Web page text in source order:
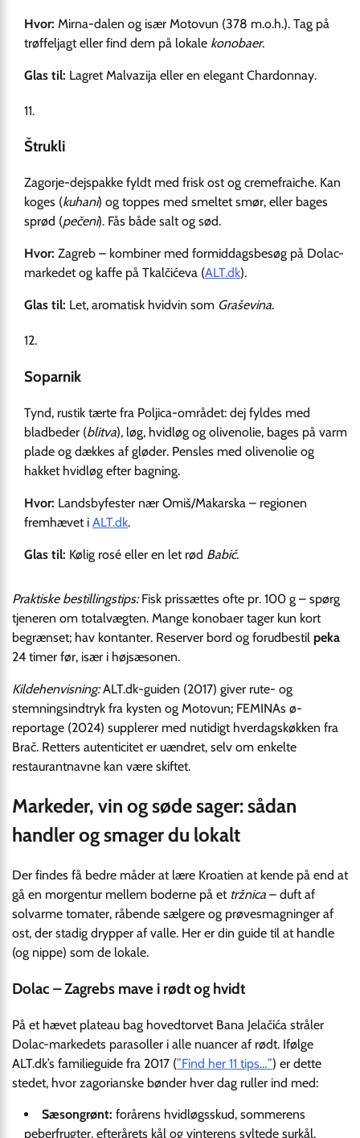
Hvor: Mirna-dalen og især Motovun (378 m.o.h.). Tag på
trøffeljagt eller find dem på lokale konobaer.
Glas til: Lagret Malvazija eller en elegant Chardonnay.
Štrukli
Zagorje-dejspakke fyldt med frisk ost og cremefraiche. Kan
koges (kuhani) og toppes med smeltet smør, eller bages
sprød (pečeni). Fås både salt og sød.
Hvor: Zagreb – kombiner med formiddagsbesøg på Dolac-
markedet og kaffe på Tkalčićeva (ALT.dk).
Glas til: Let, aromatisk hvidvin som Graševina.
Soparnik
Tynd, rustik tærte fra Poljica-området: dej fyldes med
bladbeder (blitva), løg, hvidløg og olivenolie, bages på varm
plade og dækkes af gløder. Pensles med olivenolie og
hakket hvidløg efter bagning.
Hvor: Landsbyfester nær Omiš/Makarska – regionen
fremhævet i ALT.dk.
Glas til: Kølig rosé eller en let rød Babić.
Praktiske bestillingstips:Fisk prissættes ofte pr. 100 g – spørg
tjeneren om totalvægten. Mange konobaer tager kun kort
begrænset; hav kontanter. Reserver bord og forudbestil peka
24 timer før, især i højsæsonen.
Kildehenvisning:ALT.dk-guiden (2017) giver rute- og
stemningsindtryk fra kysten og Motovun; FEMINAs ø-
reportage (2024) supplerer med nutidigt hverdagskøkken fra
Brač. Retters autenticitet er uændret, selv om enkelte
restaurantnavne kan være skiftet.
Markeder, vin og søde sager: sådan
handler og smager du lokalt
Der findes få bedre måder at lære Kroatien at kende på end at
gå en morgentur mellem boderne på et tržnica – duft af
solvarme tomater, råbende sælgere og prøvesmagninger af
ost, der stadig drypper af valle. Her er din guide til at handle
(og nippe) som de lokale.
Dolac – Zagrebs mave i rødt og hvidt
På et hævet plateau bag hovedtorvet Bana Jelačića stråler
Dolac-markedets parasoller i alle nuancer af rødt. Ifølge
ALT.dk’s familieguide fra 2017 (”Find her 11 tips…”) er dette
stedet, hvor zagorianske bønder hver dag ruller ind med:
Sæsongrønt: forårens hvidløgsskud, sommerens
peberfrugter, efterårets kål og vinterens syltede surkål.